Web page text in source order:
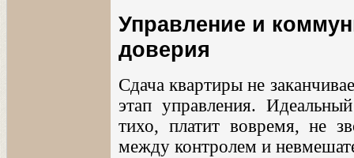
Управление и
доверия
Сдача квартиры не
этап управления.
тихо, платит вовремя, не
между контролем и